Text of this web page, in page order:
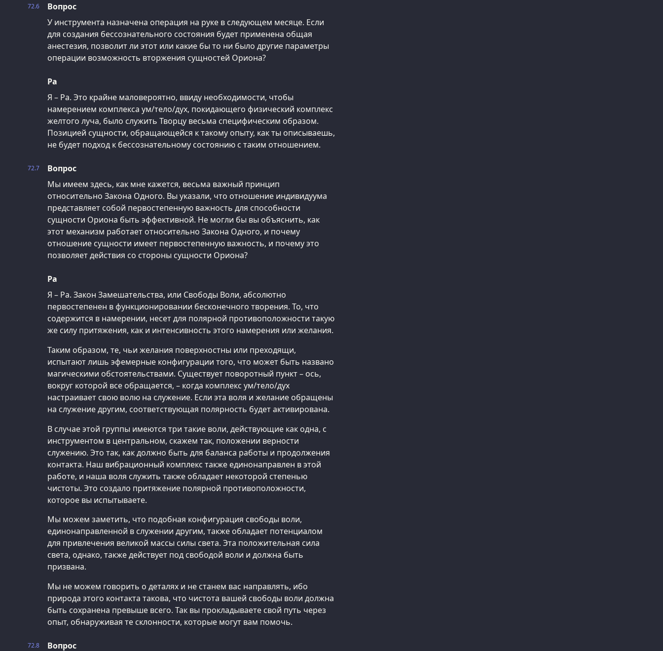
72.6
Вопрос
У инструмента назначена операция на руке в следующем месяце. Если
для создания бессознательного состояния будет применена общая
анестезия, позволит ли этот или какие бы то ни было другие параметры
операции возможность вторжения сущностей Ориона?
Ра
Я – Ра. Это крайне маловероятно, ввиду необходимости, чтобы
намерением комплекса ум/тело/дух, покидающего физический комплекс
желтого луча, было служить Творцу весьма специфическим образом.
Позицией сущности, обращающейся к такому опыту, как ты описываешь,
не будет подход к бессознательному состоянию с таким отношением.
72.7
Вопрос
Мы имеем здесь, как мне кажется, весьма важный принцип
относительно Закона Одного. Вы указали, что отношение индивидуума
представляет собой первостепенную важность для способности
сущности Ориона быть эффективной. Не могли бы вы объяснить, как
этот механизм работает относительно Закона Одного, и почему
отношение сущности имеет первостепенную важность, и почему это
позволяет действия со стороны сущности Ориона?
Ра
Я – Ра. Закон Замешательства, или Свободы Воли, абсолютно
первостепенен в функционировании бесконечного творения. То, что
содержится в намерении, несет для полярной противоположности такую
же силу притяжения, как и интенсивность этого намерения или желания.
Таким образом, те, чьи желания поверхностны или преходящи,
испытают лишь эфемерные конфигурации того, что может быть названо
магическими обстоятельствами. Существует поворотный пункт – ось,
вокруг которой все обращается, – когда комплекс ум/тело/дух
настраивает свою волю на служение. Если эта воля и желание обращены
на служение другим, соответствующая полярность будет активирована.
В случае этой группы имеются три такие воли, действующие как одна, с
инструментом в центральном, скажем так, положении верности
служению. Это так, как должно быть для баланса работы и продолжения
контакта. Наш вибрационный комплекс также единонаправлен в этой
работе, и наша воля служить также обладает некоторой степенью
чистоты. Это создало притяжение полярной противоположности,
которое вы испытываете.
Мы можем заметить, что подобная конфигурация свободы воли,
единонаправленной в служении другим, также обладает потенциалом
для привлечения великой массы силы света. Эта положительная сила
света, однако, также действует под свободой воли и должна быть
призвана.
Мы не можем говорить о деталях и не станем вас направлять, ибо
природа этого контакта такова, что чистота вашей свободы воли должна
быть сохранена превыше всего. Так вы прокладываете свой путь через
опыт, обнаруживая те склонности, которые могут вам помочь.
72.8 Вопрос